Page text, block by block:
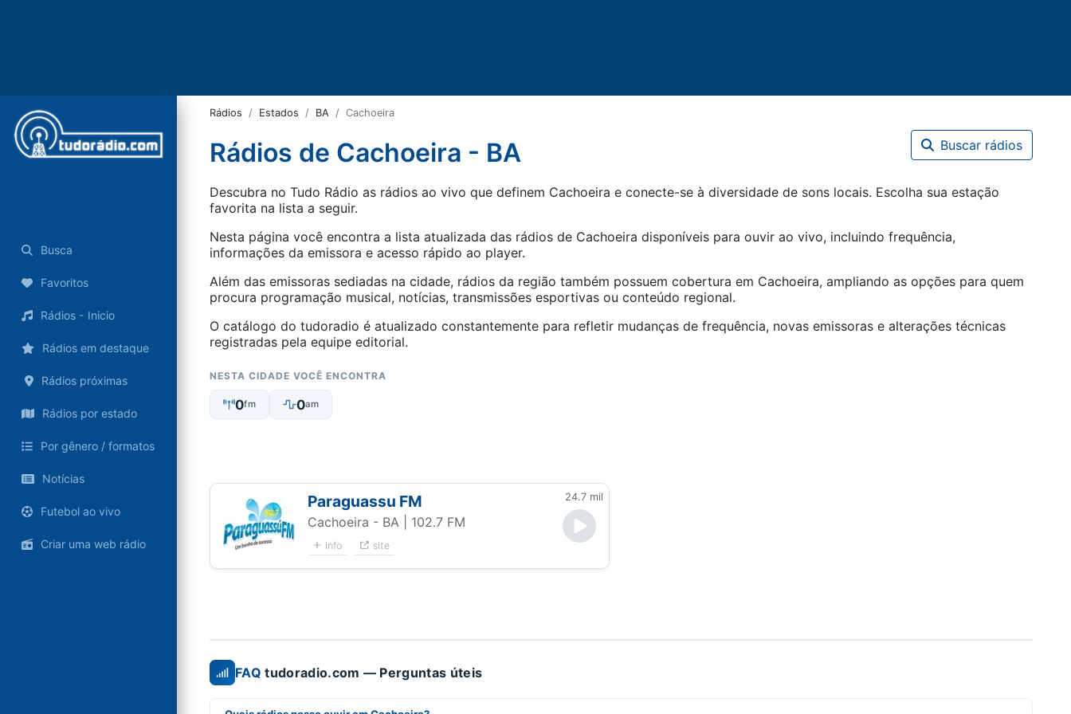
Busca
Favoritos
Rádios - Inicio
Rádios em destaque
Rádios próximas
Rádios por estado
Por gênero / formatos
Notícias
Futebol ao vivo
Criar uma web rádio
Rádios Estados BA Cachoeira
Rádios de Cachoeira - BA Buscar rádios
Descubra no Tudo Rádio as rádios ao vivo que definem Cachoeira e conecte-se à diversidade de sons locais. Escolha sua estação
favorita na lista a seguir.
Nesta página você encontra a lista atualizada das rádios de Cachoeira disponíveis para ouvir ao vivo, incluindo frequência,
informações da emissora e acesso rápido ao player.
Além das emissoras sediadas na cidade, rádios da região também possuem cobertura em Cachoeira, ampliando as opções para quem
procura programação musical, notícias, transmissões esportivas ou conteúdo regional.
O catálogo do tudoradio é atualizado constantemente para refletir mudanças de frequência, novas emissoras e alterações técnicas
registradas pela equipe editorial.
NESTA CIDADE VOCÊ ENCONTRA
0fm 0am
Paraguassu FM 24.7 mil
Cachoeira - BA | 102.7 FM
info site
FAQ tudoradio.com — Perguntas úteis